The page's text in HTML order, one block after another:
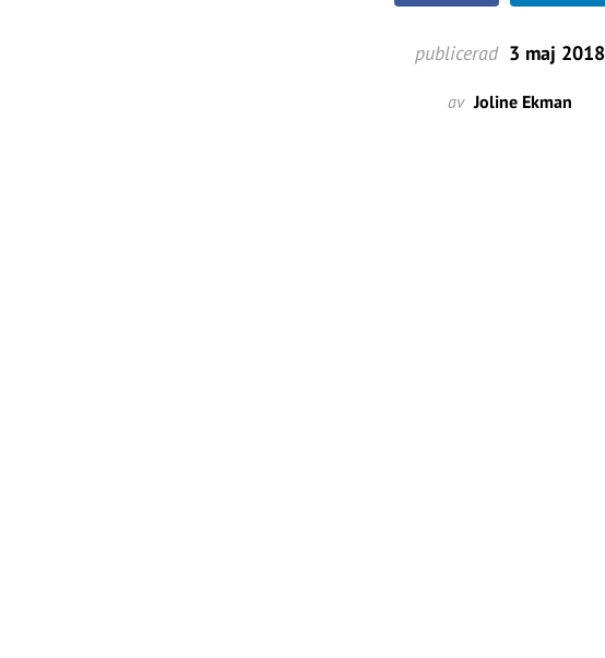
publicerad 3 maj 2018
av Joline Ekman